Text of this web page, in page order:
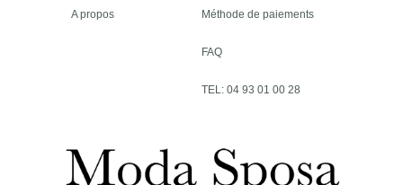
A propos Méthode de paiements
FAQ
TEL: 04 93 01 00 28